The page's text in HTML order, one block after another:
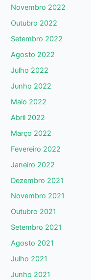
Novembro 2022
Outubro 2022
Setembro 2022
Agosto 2022
Julho 2022
Junho 2022
Maio 2022
Abril 2022
Março 2022
Fevereiro 2022
Janeiro 2022
Dezembro 2021
Novembro 2021
Outubro 2021
Setembro 2021
Agosto 2021
Julho 2021
Junho 2021